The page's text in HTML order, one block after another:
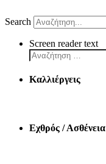
Search
Screen reader text
Καλλιέργεις
Εχθρός / Ασθένεια